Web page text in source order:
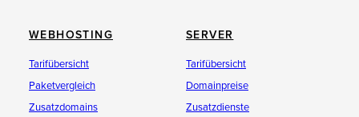
WEBHOSTING
Tarifübersicht
Paketvergleich
Zusatzdomains
SERVER
Tarifübersicht
Domainpreise
Zusatzdienste